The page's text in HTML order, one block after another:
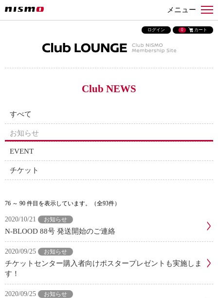
メニュー
ログイン 0 カート
Club NEWS
すべて
お知らせ
EVENT
チケット
76 ～ 90 件目を表示しています。（全93件）
2020/10/21 お知らせ
N-BLOOD 88号 発送開始のご連絡
2020/09/25 お知らせ
チケットセンター購入者向けポスタープレゼントも実施しま
す！
2020/09/25 お知らせ